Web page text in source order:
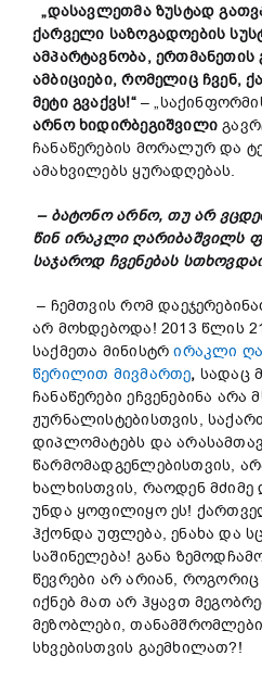
„დასავლეთმა ზუსტად
ქარველი საზოგადოების
ამპარტავნობა,
ამბიციები, რომელიც ჩვენ,
მეტი გვაქვს!“ –
არნო ხიდირბეგიშვილი
ჩანაწერების მორალურ და
ამახვილებს ყურადღებას.
– ბატონო არნო, თუ არ
წინ ირაკლი ღარიბაშვილს
საჯაროდ ჩვენებას
– ჩემთვის რომ
არ მოხდებოდა! 2013 წლის
საქმეთა მინისტრირაკლი
წერილით მივმართე, სადაც
ჩანაწერები ეჩვენებინა
ჟურნალისტებისთვის,
დიპლომატებს და
წარმომადგენლებისთვის,
ხალხისთვის, რაოდენ მძიმე
უნდა ყოფილიყო ეს!
ჰქონდა უფლება, ენახა და
საშინელება! განა
წევრები არ არიან,
იქნებ მათ არ ჰყავთ
მეზობლები,
სხვებისთვის გაემხილათ?!